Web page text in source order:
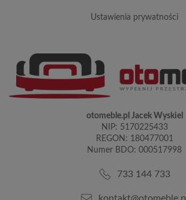
ustawienia prywatności
otomeble.pl Jacek Wyskiel
NIP: 5170225433
REGON: 180477001
Numer BDO: 000517998
733 144 733
kontakt@otomeble.pl